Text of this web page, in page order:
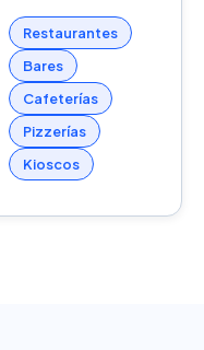
Restaurantes
Bares
Cafeterías
Pizzerías
Kioscos